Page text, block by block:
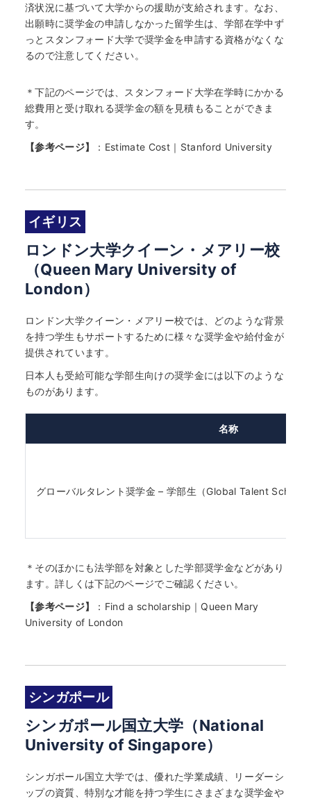
済状況に基づいて大学からの援助が支給されます。なお、
出願時に奨学金の申請しなかった留学生は、学部在学中ず
っとスタンフォード大学で奨学金を申請する資格がなくな
るので注意してください。
＊下記のページでは、スタンフォード大学在学時にかかる
総費用と受け取れる奨学金の額を見積もることができま
す。
【参考ページ】
： Estimate Cost｜Stanford University
イギリス
ロンドン大学クイーン・メアリー校
（Queen Mary University of
London）
ロンドン大学クイーン・メアリー校では、どのような背景
を持つ学生もサポートするために様々な奨学金や給付金が
提供されています。
日本人も受給可能な学部生向けの奨学金には以下のような
ものがあります。
名称
グローバルタレント奨学金 – 学部生（Global Talent
＊そのほかにも法学部を対象とした学部奨学金などがあり
ます。詳しくは下記のページでご確認ください。
【参考ページ】
： Find a scholarship｜Queen Mary
University of London
シンガポール
シンガポール国立大学（National
University of Singapore）
シンガポール国立大学では、優れた学業成績、リーダーシ
ップの資質、特別な才能を持つ学生にさまざまな奨学金や